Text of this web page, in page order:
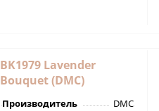
BK1979 Lavender
Bouquet (DMC)
Производитель
DMC